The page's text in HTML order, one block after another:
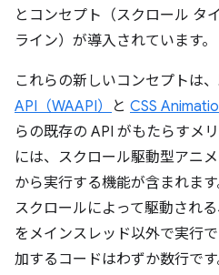
とコンセプト（スクロール タ
ライン）が導入されています。
これらの新しいコンセプトは
API（WAAPI）
と CSS
らの既存の API がもたらすメ
には、スクロール駆動型アニ
から実行する機能が含まれます
スクロールによって駆動され
をメインスレッド以外で実行
加するコードはわずか数行です